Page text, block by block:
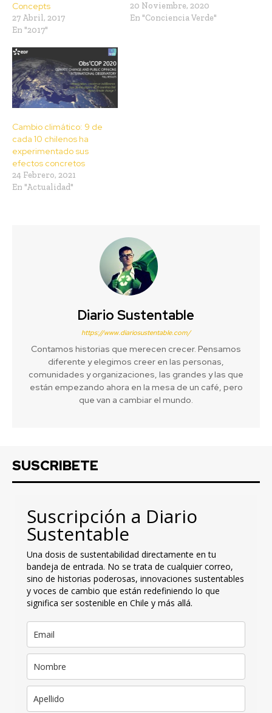
Concepts
27 Abril, 2017
En "2017"
20 Noviembre, 2020
En "Conciencia Verde"
Cambio climático: 9 de
cada 10 chilenos ha
experimentado sus
efectos concretos
24 Febrero, 2021
En "Actualidad"
Diario Sustentable
https://www.diariosustentable.com/
Contamos historias que merecen crecer. Pensamos
diferente y elegimos creer en las personas,
comunidades y organizaciones, las grandes y las que
están empezando ahora en la mesa de un café, pero
que van a cambiar el mundo.
SUSCRIBETE
Suscripción a Diario
Sustentable
Una dosis de sustentabilidad directamente en tu
bandeja de entrada. No se trata de cualquier correo,
sino de historias poderosas, innovaciones sustentables
y voces de cambio que están redefiniendo lo que
significa ser sostenible en Chile y más allá.